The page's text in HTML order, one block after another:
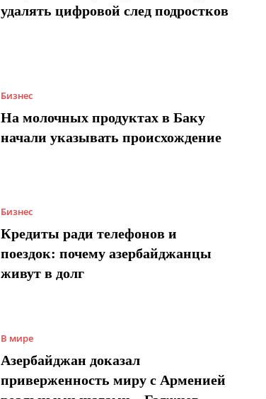
удалять цифровой след подростков
Бизнес
На молочных продуктах в Баку
начали указывать происхождение
Бизнес
Кредиты ради телефонов и
поездок: почему азербайджанцы
живут в долг
В мире
Азербайджан доказал
приверженность миру с Арменией